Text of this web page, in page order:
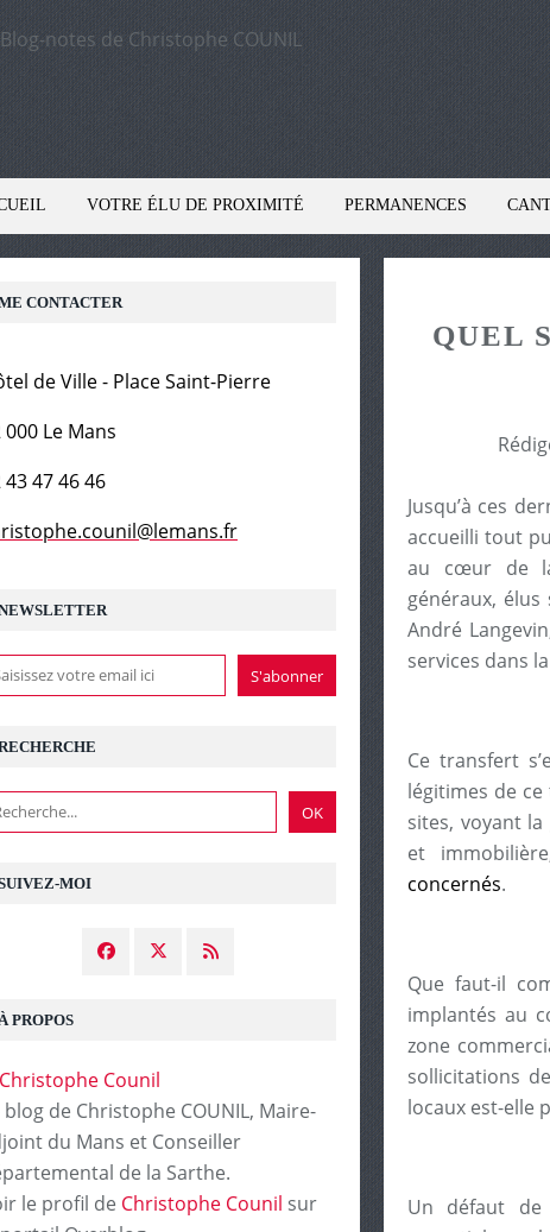
VOTRE ÉLU DE PROXIMITÉ PERMANENCES
QUEL
Jusqu’à ces
accueilli tout
au cœur de
généraux,
André
services dans
Ce transfert
légitimes de
sites, voyant
et
concernés.
Que faut-il
implantés au
zone
sollicitations
locaux est-elle
Un défaut de
MOI
PROPOS
blog de Christophe COUNIL, Maire-
du Mans et Conseiller
de la Sarthe.
le profil de Christophe Counil sur
CONTACTER
de Ville - Place Saint-Pierre
000 Le Mans
43 47 46 46